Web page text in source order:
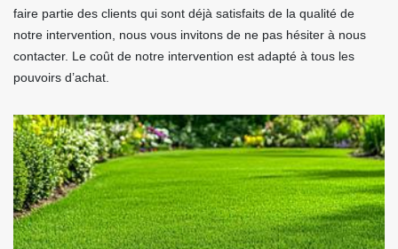
faire partie des clients qui sont déjà satisfaits de la qualité de
notre intervention, nous vous invitons de ne pas hésiter à nous
contacter. Le coût de notre intervention est adapté à tous les
pouvoirs d’achat.